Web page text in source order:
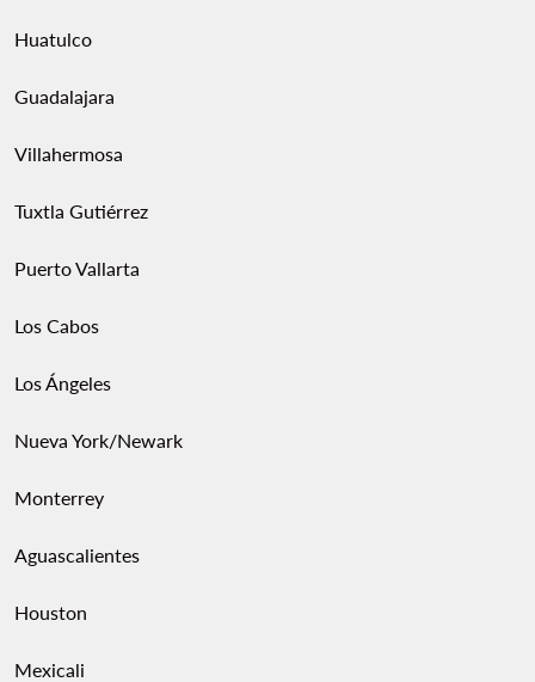
Huatulco
Guadalajara
Villahermosa
Tuxtla Gutiérrez
Puerto Vallarta
Los Cabos
Los Ángeles
Nueva York/Newark
Monterrey
Aguascalientes
Houston
Mexicali